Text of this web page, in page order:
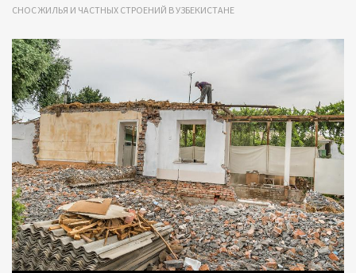
СНОС ЖИЛЬЯ И ЧАСТНЫХ СТРОЕНИЙ В УЗБЕКИСТАНЕ